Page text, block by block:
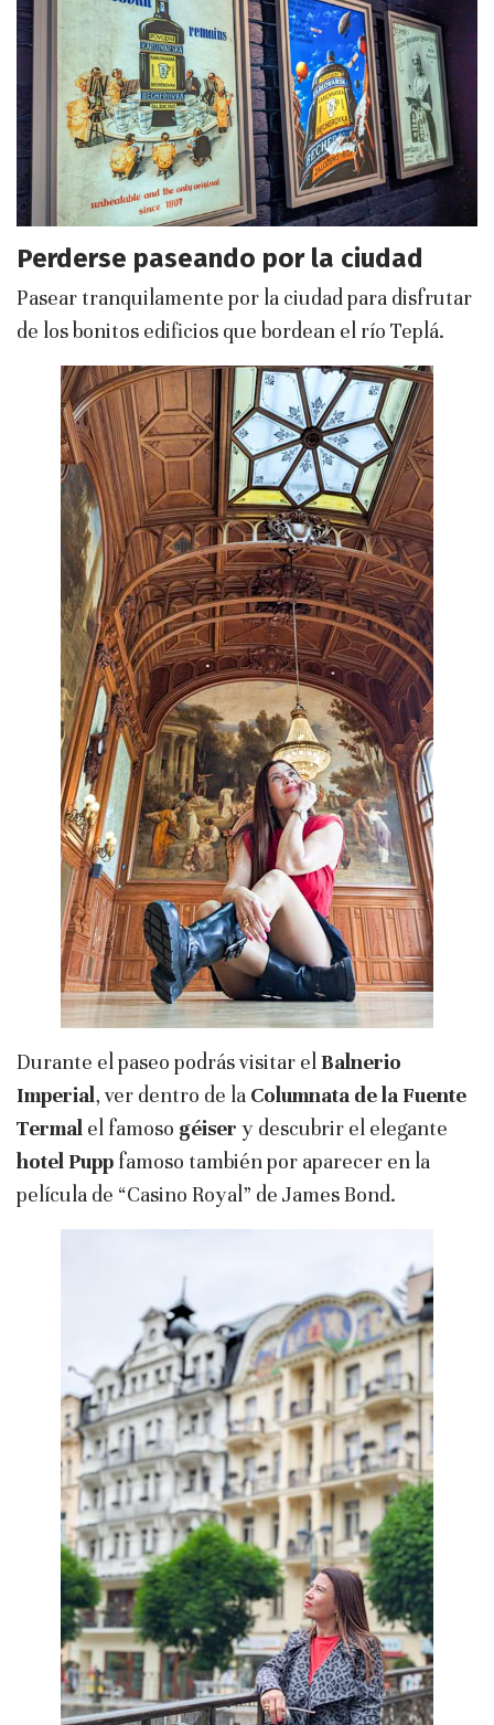
Perderse paseando por la ciudad
Pasear tranquilamente por la ciudad para disfrutar
de los bonitos edificios que bordean el río Teplá.
Durante el paseo podrás visitar elBalnerio
Imperial, ver dentro de la Columnata de la Fuente
Termal el famoso géiser y descubrir el elegante
hotel Pupp famoso también por aparecer en la
película de “Casino Royal” de James Bond.